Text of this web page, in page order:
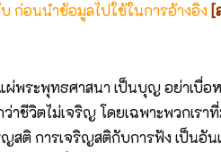
ก่อนนำข้อมูลไปใช้ในการอ้างอิง [
พระพุทธศาสนา เป็นบุญ อย่าเบื่อ
ชีวิตไม่เจริญ โดยเฉพาะพวกเรา
สติ การเจริญสติกับการฟัง เป็นอั